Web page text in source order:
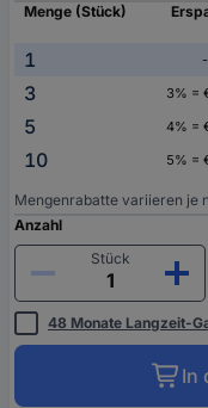
Menge (Stück)
1 -
3
3% =
5
4% =
10
5% =
Mengenrabatte variieren je
Anzahl
Stück
48 Monate Langzeit-
In